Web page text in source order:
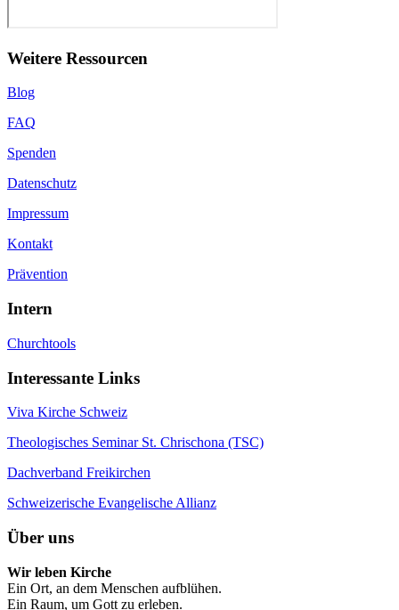
Weitere Ressourcen
Blog
FAQ
Spenden
Datenschutz
Impressum
Kontakt
Prävention
Intern
Churchtools
Interessante Links
Viva Kirche Schweiz
Theologisches Seminar St. Chrischona (TSC)
Dachverband Freikirchen
Schweizerische Evangelische Allianz
Über uns
Wir leben Kirche
Ein Ort, an dem Menschen aufblühen.
Ein Raum, um Gott zu erleben.